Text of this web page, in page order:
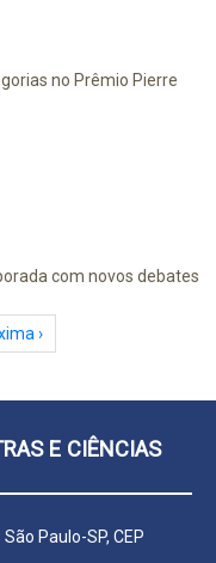
no Prêmio Pierre
com novos debates
›
E CIÊNCIAS
Paulo-SP, CEP